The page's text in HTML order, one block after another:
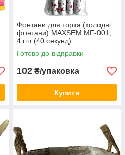
Фонтани для торта (холодні
фонтани) MAXSEM MF-001,
4 шт (40 секунд)
Готово до відправки
102 ₴/упаковка
Купити